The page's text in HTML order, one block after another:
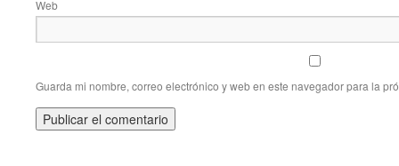
Web
Guarda mi nombre, correo electrónico y web en este navegador para la